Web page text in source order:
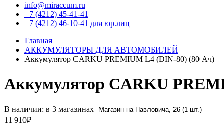
info@miraccum.ru
+7 (4212) 45-41-41
+7 (4212) 46-10-41 для юр.лиц
Главная
АККУМУЛЯТОРЫ ДЛЯ АВТОМОБИЛЕЙ
Аккумулятор CARKU PREMIUM L4 (DIN-80) (80 Ач)
Аккумулятор CARKU
В наличии: в 3 магазинах
11 910₽